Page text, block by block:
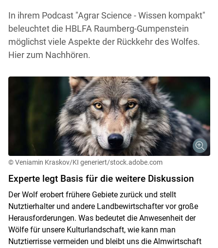
In ihrem Podcast "Agrar Science - Wissen kompakt"
beleuchtet die HBLFA Raumberg-Gumpenstein
möglichst viele Aspekte der Rückkehr des Wolfes.
Hier zum Nachhören.
© Veniamin Kraskov/KI generiert/stock.adobe.com
Experte legt Basis für die weitere Diskussion
Der Wolf erobert frühere Gebiete zurück und stellt
Nutztierhalter und andere Landbewirtschafter vor große
Herausforderungen. Was bedeutet die Anwesenheit der
Wölfe für unsere Kulturlandschaft, wie kann man
Nutztierrisse vermeiden und bleibt uns die Almwirtschaft